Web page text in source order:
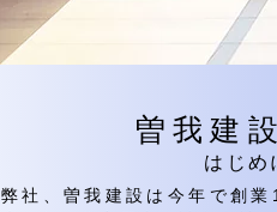
曽我建
はじめ
弊社、曽我建設は今年で創業